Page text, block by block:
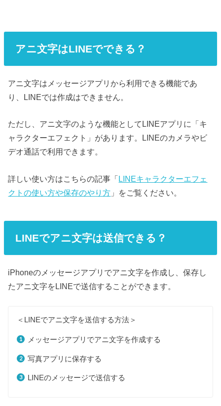
アニ文字はLINEでできる？
アニ文字はメッセージアプリから利用できる機能であ
り、LINEでは作成はできません。
ただし、アニ文字のような機能としてLINEアプリに「キ
ャラクターエフェクト」があります。LINEのカメラやビ
デオ通話で利用できます。
詳しい使い方はこちらの記事「LINEキャラクターエフェ
クトの使い方や保存のやり方 」をご覧ください。
LINEでアニ文字は送信できる？
iPhoneのメッセージアプリでアニ文字を作成し、保存し
たアニ文字をLINEで送信することができます。
＜LINEでアニ文字を送信する方法＞
メッセージアプリでアニ文字を作成する
写真アプリに保存する
LINEのメッセージで送信する